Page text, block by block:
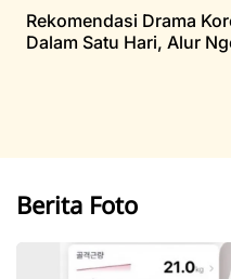
Rekomendasi Drama
Dalam Satu Hari, Alur
Berita Foto